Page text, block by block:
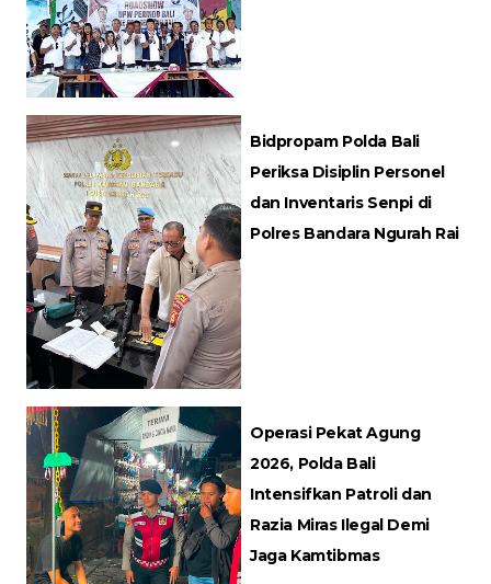
Bidpropam Polda Bali
Periksa Disiplin Personel
dan Inventaris Senpi di
Polres Bandara Ngurah Rai
Operasi Pekat Agung
2026, Polda Bali
Intensifkan Patroli dan
Razia Miras Ilegal Demi
Jaga Kamtibmas